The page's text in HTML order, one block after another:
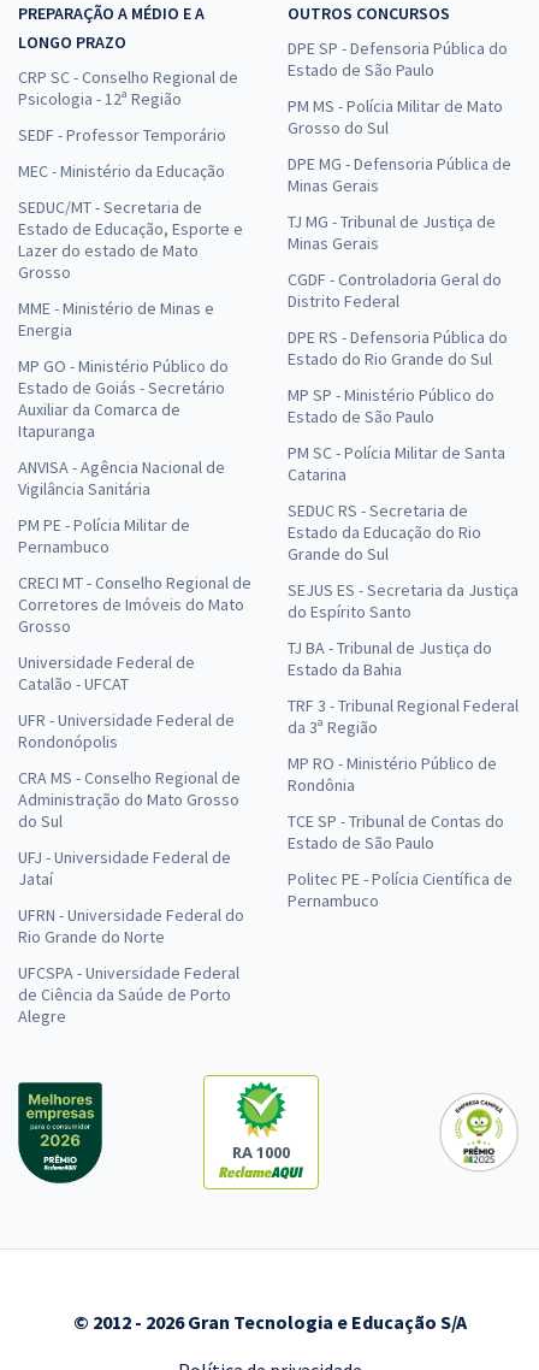
PREPARAÇÃO A MÉDIO E A
LONGO PRAZO
CRP SC - Conselho Regional de
Psicologia - 12ª Região
SEDF - Professor Temporário
MEC - Ministério da Educação
SEDUC/MT - Secretaria de
Estado de Educação, Esporte e
Lazer do estado de Mato
Grosso
MME - Ministério de Minas e
Energia
MP GO - Ministério Público do
Estado de Goiás - Secretário
Auxiliar da Comarca de
Itapuranga
ANVISA - Agência Nacional de
Vigilância Sanitária
PM PE - Polícia Militar de
Pernambuco
CRECI MT - Conselho Regional de
Corretores de Imóveis do Mato
Grosso
Universidade Federal de
Catalão - UFCAT
UFR - Universidade Federal de
Rondonópolis
CRA MS - Conselho Regional de
Administração do Mato Grosso
do Sul
UFJ - Universidade Federal de
Jataí
UFRN - Universidade Federal do
Rio Grande do Norte
UFCSPA - Universidade Federal
de Ciência da Saúde de Porto
Alegre
OUTROS CONCURSOS
DPE SP - Defensoria Pública do
Estado de São Paulo
PM MS - Polícia Militar de Mato
Grosso do Sul
DPE MG - Defensoria Pública de
Minas Gerais
TJ MG - Tribunal de Justiça de
Minas Gerais
CGDF - Controladoria Geral do
Distrito Federal
DPE RS - Defensoria Pública do
Estado do Rio Grande do Sul
MP SP - Ministério Público do
Estado de São Paulo
PM SC - Polícia Militar de Santa
Catarina
SEDUC RS - Secretaria de
Estado da Educação do Rio
Grande do Sul
SEJUS ES - Secretaria da Justiça
do Espírito Santo
TJ BA - Tribunal de Justiça do
Estado da Bahia
TRF 3 - Tribunal Regional Federal
da 3ª Região
MP RO - Ministério Público de
Rondônia
TCE SP - Tribunal de Contas do
Estado de São Paulo
Politec PE - Polícia Científica de
Pernambuco
RA 1000
© 2012 - 2026 Gran Tecnologia e Educação S/A